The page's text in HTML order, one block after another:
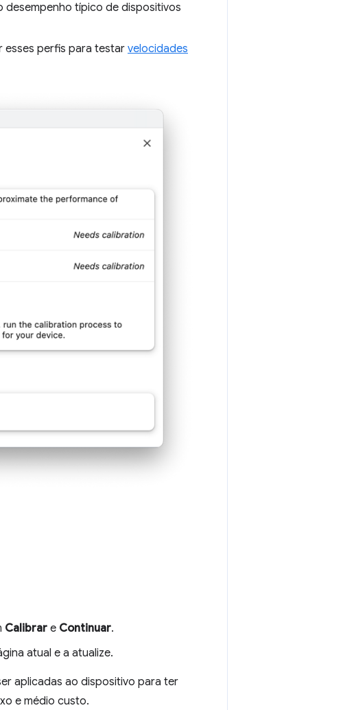
desempenho típico de dispositivos
esses perfis para testar velocidades
Calibrar e Continuar.
atual e a atualize.
aplicadas ao dispositivo para ter
e médio custo.